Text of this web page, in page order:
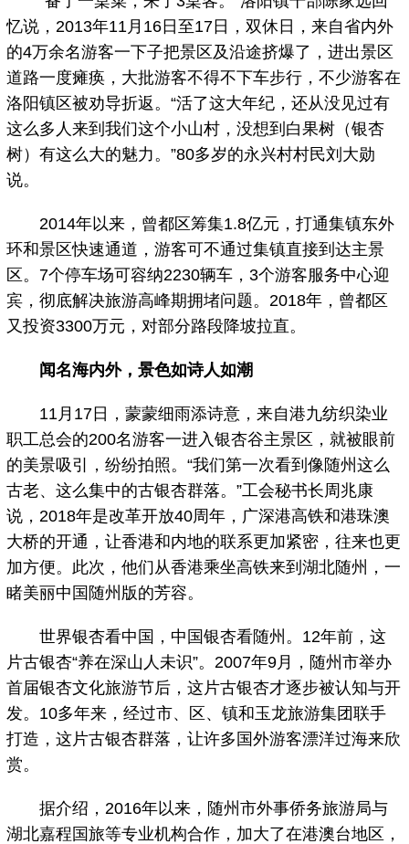
忆说，2013年11月16日至17日，双休日，来自省内外
的4万余名游客一下子把景区及沿途挤爆了，进出景区
道路一度瘫痪，大批游客不得不下车步行，不少游客在
洛阳镇区被劝导折返。“活了这大年纪，还从没见过有
这么多人来到我们这个小山村，没想到白果树（银杏
树）有这么大的魅力。”80多岁的永兴村村民刘大勋
说。
2014年以来，曾都区筹集1.8亿元，打通集镇东外
环和景区快速通道，游客可不通过集镇直接到达主景
区。7个停车场可容纳2230辆车，3个游客服务中心迎
宾，彻底解决旅游高峰期拥堵问题。2018年，曾都区
又投资3300万元，对部分路段降坡拉直。
闻名海内外，景色如诗人如潮
11月17日，蒙蒙细雨添诗意，来自港九纺织染业
职工总会的200名游客一进入银杏谷主景区，就被眼前
的美景吸引，纷纷拍照。“我们第一次看到像随州这么
古老、这么集中的古银杏群落。”工会秘书长周兆康
说，2018年是改革开放40周年，广深港高铁和港珠澳
大桥的开通，让香港和内地的联系更加紧密，往来也更
加方便。此次，他们从香港乘坐高铁来到湖北随州，一
睹美丽中国随州版的芳容。
世界银杏看中国，中国银杏看随州。12年前，这
片古银杏“养在深山人未识”。2007年9月，随州市举办
首届银杏文化旅游节后，这片古银杏才逐步被认知与开
发。10多年来，经过市、区、镇和玉龙旅游集团联手
打造，这片古银杏群落，让许多国外游客漂洋过海来欣
赏。
据介绍，2016年以来，随州市外事侨务旅游局与
湖北嘉程国旅等专业机构合作，加大了在港澳台地区，